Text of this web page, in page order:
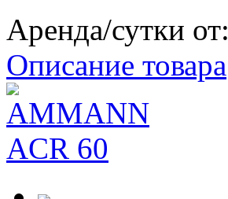
Аренда/сутки от:
Описание товара